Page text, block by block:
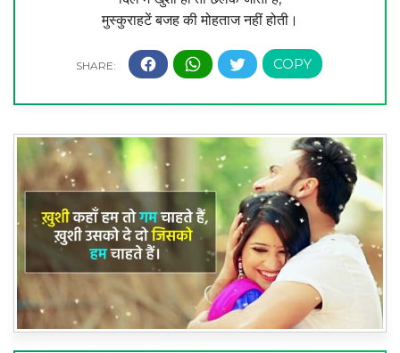
मुस्कुराहटें बजह की मोहताज नहीं होती।